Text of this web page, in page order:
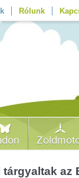
Rólunk
az